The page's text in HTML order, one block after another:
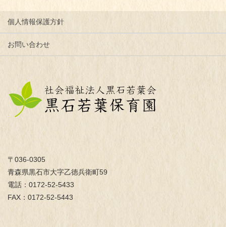
個人情報保護方針
お問い合わせ
〒036-0305
青森県黒石市大字乙徳兵衛町59
電話：0172-52-5433
FAX：0172-52-5443